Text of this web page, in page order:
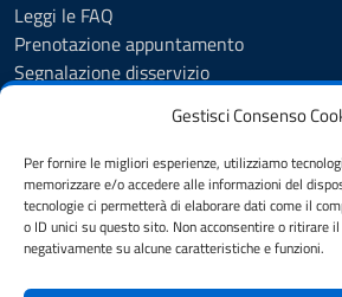
Gestisci Consenso
Per fornire le migliori esperienze, utilizziamo
memorizzare e/o accedere alle informazioni del
tecnologie ci permetterà di elaborare dati come il
o ID unici su questo sito. Non acconsentire o ritirare
negativamente su alcune caratteristiche e funzioni.
Leggi le FAQ
Prenotazione appuntamento
Segnalazione disservizio
Cookie Policy
Informativa privacy
Dichiarazione di accessibilità
Note legali